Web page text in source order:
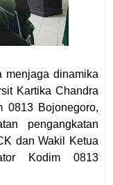
menjaga dinamika
Kartika Chandra
0813 Bojonegoro,
pengangkatan
dan Wakil Ketua
Kodim 0813